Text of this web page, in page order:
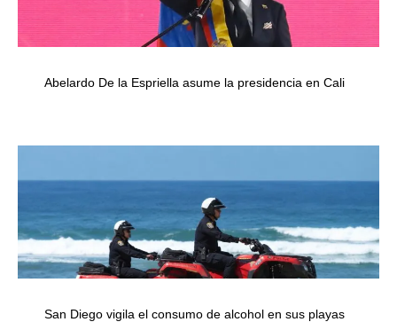
Abelardo De la Espriella asume la presidencia en Cali
San Diego vigila el consumo de alcohol en sus playas